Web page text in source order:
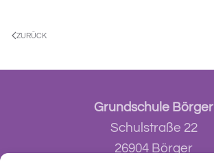
ZURÜCK
Grundschule Börger
Schulstraße 22
26904 Börger